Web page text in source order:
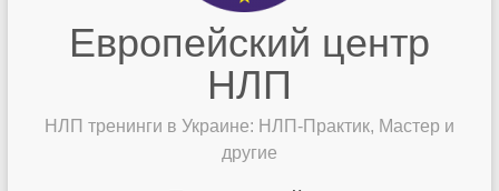
Европейский центр
НЛП
НЛП тренинги в Украине: НЛП-Практик, Мастер и
другие